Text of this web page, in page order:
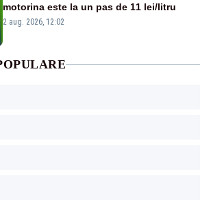
motorina este la un pas de 11 lei/litru
2 aug. 2026, 12:02